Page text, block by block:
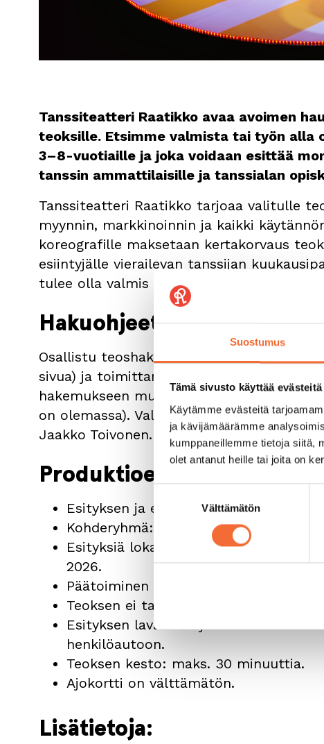
Suostumus
Tämä sivusto käyttää evästeitä
Käytämme evästeitä
ja kävijämäärämme
kumppaneillemme tietoja siitä,
olet antanut heille tai joita on
valinta
Välttämätön
Tanssiteatteri Raatikko avaa avoimen
teoksille. Etsimme valmista tai työn alla
3–8-vuotiaille ja joka voidaan esittää
tanssin ammattilaisille ja tanssialan
Tanssiteatteri Raatikko tarjoaa valitulle
myynnin, markkinoinnin ja kaikki
koreografille maksetaan kertakorvaus
esiintyjälle vierailevan tanssijan
tulee olla valmis itsenäiseen työskentelyyn
Hakuohjeet
Osallistu teoshakuun laatimalla
sivua) ja toimittamalla se 19.12.2024
hakemukseen mukaan myös
on olemassa). Valinta tehdään 3.2.2025
Jaakko Toivonen.
Produktioehdotuksen
Esityksen ja esiintyjän tanssigenre voi
Kohderyhmä: 3–8-vuotiaat lapset.
Esityksiä loka–marraskuussa 2025
2026.
Päätoiminen työpaikka on Vantaalla.
Teoksen ei tarvitse olla kantaesitys.
Esityksen lavasteet ja rekvisiitta
henkilöautoon.
Teoksen kesto: maks. 30 minuuttia.
Ajokortti on välttämätön.
Lisätietoja: